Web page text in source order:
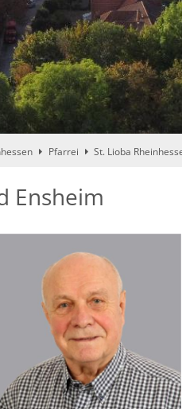
Pfarrei St. Lioba
Ensheim